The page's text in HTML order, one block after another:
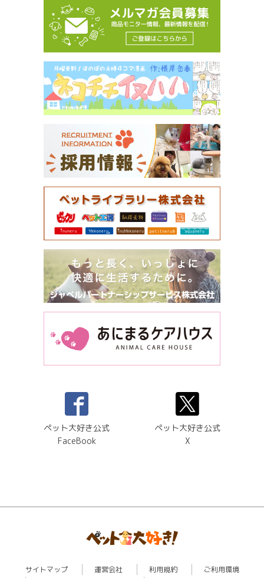
ペット大好き公式
FaceBook
ペット大好き公式
X
サイトマップ 運営会社 利用規約
ご利用環境